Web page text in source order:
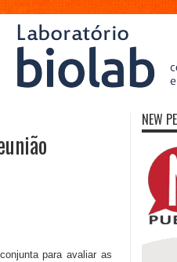
para avaliar as
NEW